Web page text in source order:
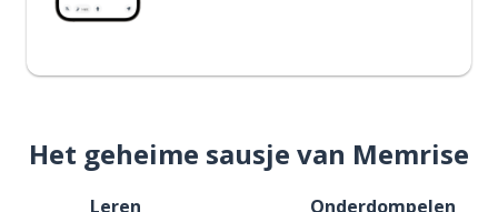
Het geheime sausje van Memrise
Leren Onderdompelen